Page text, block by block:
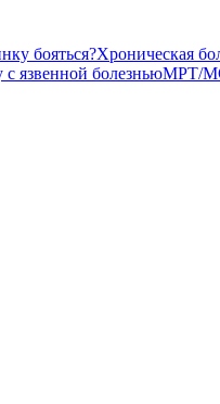
бояться?Хроническая
язвенной болезньюМРТ/